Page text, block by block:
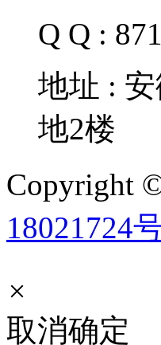
Q Q :
地址 :
地2楼
Copyright
18021724
×
取消确定